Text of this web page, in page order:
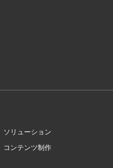
ソリューション
コンテンツ制作